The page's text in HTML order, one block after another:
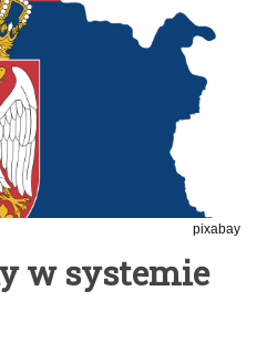
pixabay
w systemie